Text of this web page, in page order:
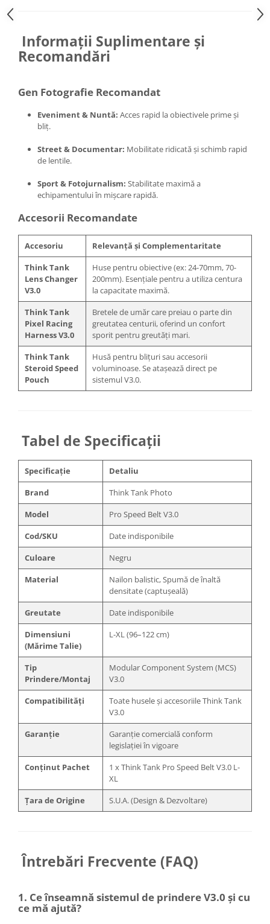
Placute cap trepied
Sina Focus pentru Macro
Accesorii trepiede si monopiede
Blitz-uri studio
Softbox-uri
Lampi lumina continua
Stative/boom-uri pentru lumini
Fundaluri
Suporti pentru fundaluri
Blende
Umbrele
Corturi si mese pt. fotografia de
produs
Declansatoare Radio si Infrarosu
Huse si genti pentru studio
Becuri si lampa blitz studio
Calibrare expunere
Imprimante si Consumabile
Cartuse si cerneluri
Imprimante
Scannere Documente
Hartie foto
Filme foto si scanere film
Materiale foto alb-negru
Aparate foto unica folosinta
Filme instant FUJI INSTAX
Chimicale developare film alb-
negru
diapozitive 35mm color
diapozitive late 120mm color
negative 35mm alb-negru
negative late 120mm alb-negru
negative late 120mm color
Scanere Film
Binocluri, Lupe si Telescoape
Binocluri
Aparate de colectie
format 24x36mm
Aparate foto de colectie, cu burduf
Informații Suplimentare și
Recomandări
Gen Fotografie Recomandat
Eveniment & Nuntă: Acces rapid la obiectivele prime și
bliț.
Street & Documentar: Mobilitate ridicată și schimb rapid
de lentile.
Sport & Fotojurnalism: Stabilitate maximă a
echipamentului în mișcare rapidă.
Accesorii Recomandate
Accesoriu
Relevanță și Complementaritate
Think Tank
Lens Changer
V3.0
Huse pentru obiective (ex: 24-70mm, 70-
200mm). Esențiale pentru a utiliza centura
la capacitate maximă.
Think Tank
Pixel Racing
Harness V3.0
Bretele de umăr care preiau o parte din
greutatea centurii, oferind un confort
sporit pentru greutăți mari.
Think Tank
Steroid Speed
Pouch
Husă pentru blițuri sau accesorii
voluminoase. Se atașează direct pe
sistemul V3.0.
Tabel de Specificații
Specificație
Detaliu
Brand
Think Tank Photo
Model
Pro Speed Belt V3.0
Cod/SKU
Date indisponibile
Culoare
Negru
Material
Nailon balistic, Spumă de înaltă
densitate (captușeală)
Greutate
Date indisponibile
Dimensiuni
(Mărime Talie)
L-XL (96–122 cm)
Tip
Prindere/Montaj
Modular Component System (MCS)
V3.0
Compatibilități
Toate husele și accesoriile Think Tank
V3.0
Garanție
Garanție comercială conform
legislației în vigoare
Conținut Pachet
1 x Think Tank Pro Speed Belt V3.0 L-
XL
Țara de Origine
S.U.A. (Design & Dezvoltare)
Întrebări Frecvente (FAQ)
1. Ce înseamnă sistemul de prindere V3.0 și cu
ce mă ajută?